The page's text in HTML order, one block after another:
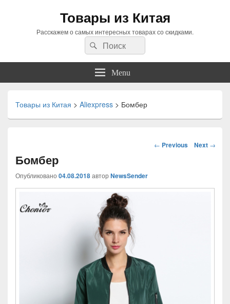
Товары из Китая
Расскажем о самых интересных товарах со скидками.
Search
for:
Search
Menu
Товары из Китая > Aliexpress > Бомбер
Навигация
← Previous Next →
Бомбер
Опубликовано 04.08.2018автор NewsSender